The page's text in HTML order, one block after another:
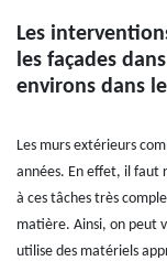
Les
les façades
environs dans
Les murs extérieurs
années. En effet, il faut
à ces tâches très
matière. Ainsi, on peut
utilise des matériels